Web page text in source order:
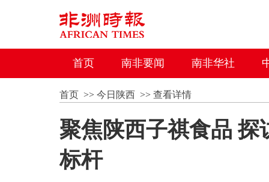
首页 南非要闻 南非华社
首页>> 今日陕西>> 查看详情
聚焦陕西子祺食品 探
标杆